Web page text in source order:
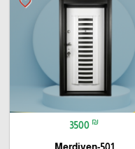
3500 ₪
Merdiven-501